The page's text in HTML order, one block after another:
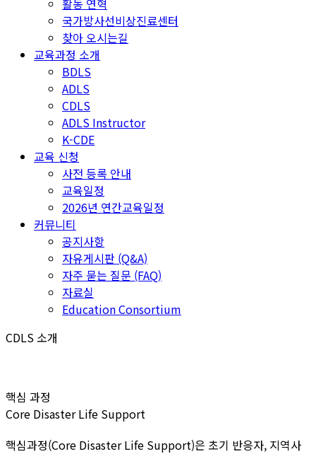
활동 연혁
국가방사선비상진료센터
찾아 오시는길
교육과정 소개
BDLS
ADLS
CDLS
ADLS Instructor
K-CDE
교육 신청
사전 등록 안내
교육일정
2026년 연간교육일정
커뮤니티
공지사항
자유게시판 (Q&A)
자주 묻는 질문 (FAQ)
자료실
Education Consortium
CDLS 소개
핵심 과정
Core Disaster Life Support
핵심과정(Core Disaster Life Support)은 초기 반응자, 지역사